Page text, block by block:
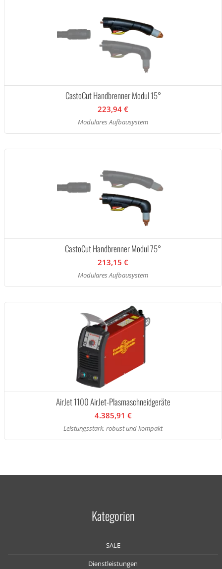
CastoCut Handbrenner Modul 15°
223,94 €
Modulares Aufbausystem
CastoCut Handbrenner Modul 75°
213,15 €
Modulares Aufbausystem
AirJet 1100 AirJet-Plasmaschneidgeräte
4.385,91 €
Leistungsstark, robust und kompakt
Kategorien
SALE
Dienstleistungen